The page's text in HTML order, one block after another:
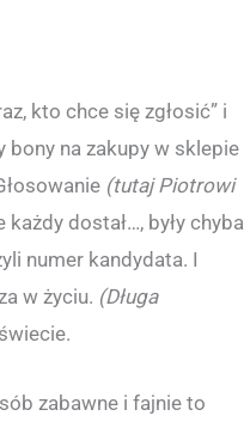
kto chce się zgłosić” i
bony na zakupy w sklepie
(tutaj Piotrowi
dostał…, były chyba
numer kandydata. I
w życiu. (Długa
zabawne i fajnie to